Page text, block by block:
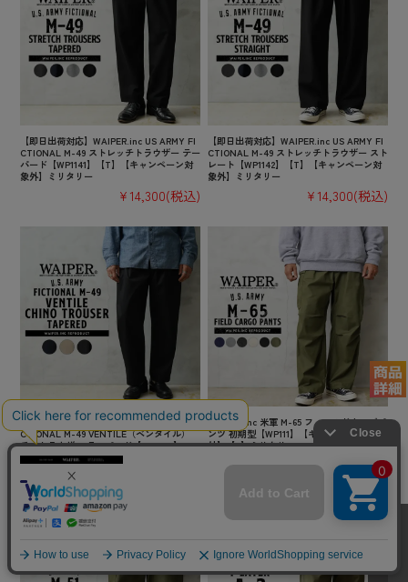
【即日出荷対応】WAIPER.inc US ARMY FI
CTIONAL M-49 ストレッチトラウザー テー
パード【WP1141】【T】【キャンペーン対
象外】ミリタリー
¥14,300(税込)
【即日出荷対応】WAIPER.inc US ARMY FI
CTIONAL M-49 ストレッチトラウザー スト
レート【WP1142】【T】【キャンペーン対
象外】ミリタリー
¥14,300(税込)
【即日出荷対応】WAIPER.inc US ARMY FI
CTIONAL M-49 VENTILE（ベンタイル）
チノトラウザー テーパード【WP1086】
【T】【キャンペーン対象外】ミリタリー
WAIPER.inc 米軍 M-65 フィールドカーゴパ
ンツ 初期型【WP111】【キャンペーン対象
外】【R】ミリタリー
¥10,780(税込)